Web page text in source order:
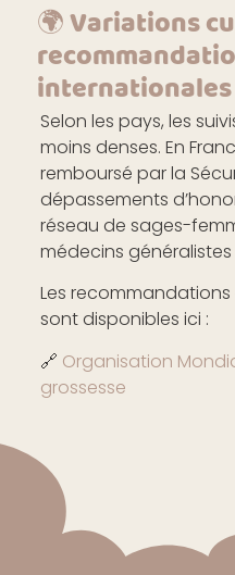
🌍 Variations
internationales
Selon les pays, les
moins denses. En
remboursé par la
dépassements
réseau de sages-
médecins
Les recommandations
sont disponibles ici :
🔗 Organisation
grossesse